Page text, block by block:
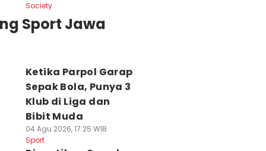
Society
Sport Jawa
Ketika Parpol Garap
Sepak Bola, Punya 3
Klub di Liga dan
Bibit Muda
04 Agu 2026, 17:25 WIB
Sport